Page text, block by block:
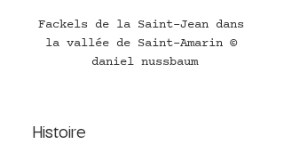
Fackels de la Saint-Jean dans
la vallée de Saint-Amarin ©
daniel nussbaum
Histoire